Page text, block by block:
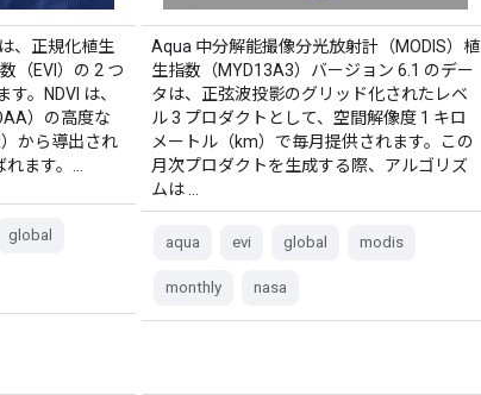
、正規化植生
（EVI）の 2 つ
。NDVI は、
）の高度な
から導出され
ます。…
global
Aqua 中分解能撮像分光放射計（MODIS）植
生指数（MYD13A3）バージョン 6.1 のデー
タは、正弦波投影のグリッド化されたレベ
ル 3 プロダクトとして、空間解像度 1 キロ
メートル（km）で毎月提供されます。この
月次プロダクトを生成する際、アルゴリズ
ムは …
aqua evi global modis
monthly nasa